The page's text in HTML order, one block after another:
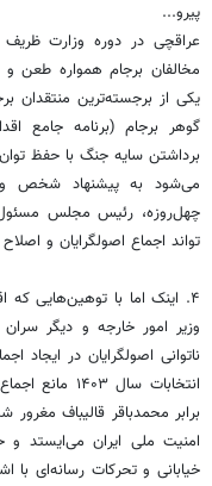
پیرو...
عراقچی در دوره وزارت
مخالفان برجام همواره طعن و
یکی از برجسته‌ترین منتقدان
گوهر برجام (برنامه جامع
برداشتن سایه جنگ با حفظ
می‌شود به پیشنهاد شخص
چهل‌روزه، رئیس مجلس
تواند اجماع اصولگرایان و
۴. اینک اما با توهین‌هایی
وزیر امور خارجه و دیگر
ناتوانی اصولگرایان در
انتخابات
امنیت ملی ایران می‌ایستد
خیابانی و تحرکات رسانه‌ای با